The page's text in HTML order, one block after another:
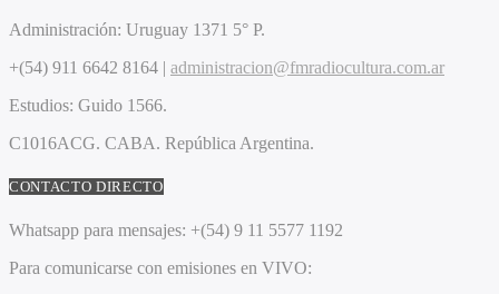
Administración: Uruguay 1371 5° P.
+(54) 911 6642 8164 | administracion@fmradiocultura.com.ar
Estudios: Guido 1566.
C1016ACG. CABA. República Argentina.
CONTACTO DIRECTO
Whatsapp para mensajes: +(54) 9 11 5577 1192
Para comunicarse con emisiones en VIVO: